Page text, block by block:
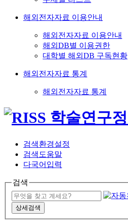
해외전자자료 이용안내
해외전자자료 이용안내
해외DB별 이용권한
대학별 해외DB 구독현황
해외전자자료 통계
해외전자자료 통계
검색환경설정
검색도움말
다국어입력
검색
상세검색